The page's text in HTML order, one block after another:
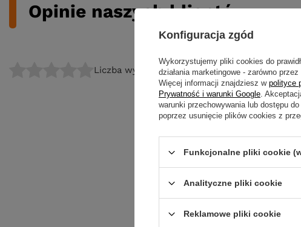
Opinie naszych klientów
Liczba wystawionych opinii: 0
Konfiguracja zgód
Wykorzystujemy pliki cookies do
działania marketingowe - zarówno
Więcej informacji znajdziesz w polityce
Prywatność i warunki Google.
warunki przechowywania lub dostępu
poprzez usunięcie plików cookies z
Funkcjonalne pliki cookie
Analityczne pliki cookie
Reklamowe pliki cookie